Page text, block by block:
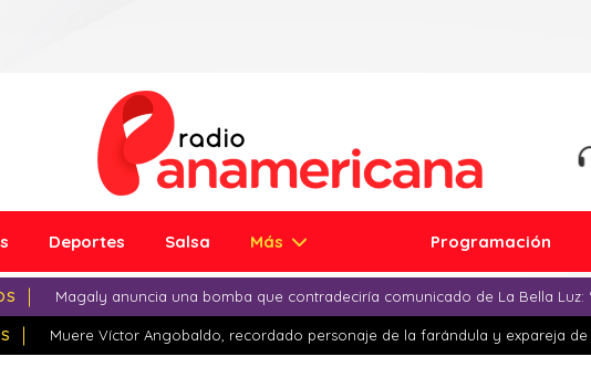
Deportes Salsa Más Programación
Magaly anuncia una bomba que contradeciría comunicado de La Bella Luz:
Muere Víctor Angobaldo, recordado personaje de la farándula y expareja de